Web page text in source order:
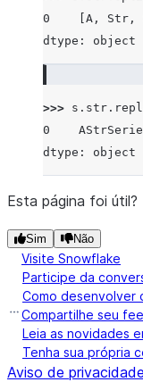
0    [A, Str,
dtype: object
>>> s . str .
0
dtype: object
Esta página foi útil?
Sim Não
Visite Snowflake
Participe da
Como desenvolver
Compartilhe seu
Leia as novidades
Tenha sua própria
Aviso de privacidade